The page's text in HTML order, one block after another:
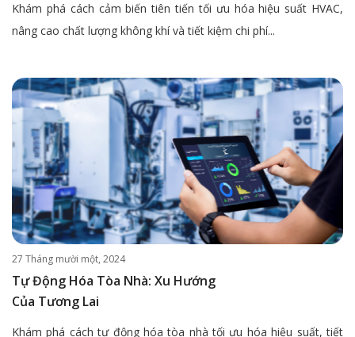
Khám phá cách cảm biến tiên tiến tối ưu hóa hiệu suất HVAC,
nâng cao chất lượng không khí và tiết kiệm chi phí...
27 Tháng mười một, 2024
Tự Động Hóa Tòa Nhà: Xu Hướng
Của Tương Lai
Khám phá cách tự động hóa tòa nhà tối ưu hóa hiệu suất, tiết